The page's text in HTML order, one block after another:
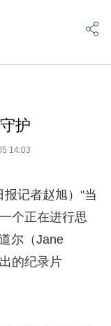
护
14:03
记者赵旭）"当
个正在进行思
尔（Jane
的纪录片